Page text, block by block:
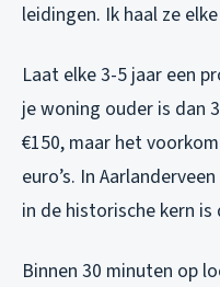
leidingen. Ik haal ze
Laat elke 3-5 jaar een
je woning ouder is dan
€150, maar het
euro’s. In
in de historische kern
Binnen 30 minuten op